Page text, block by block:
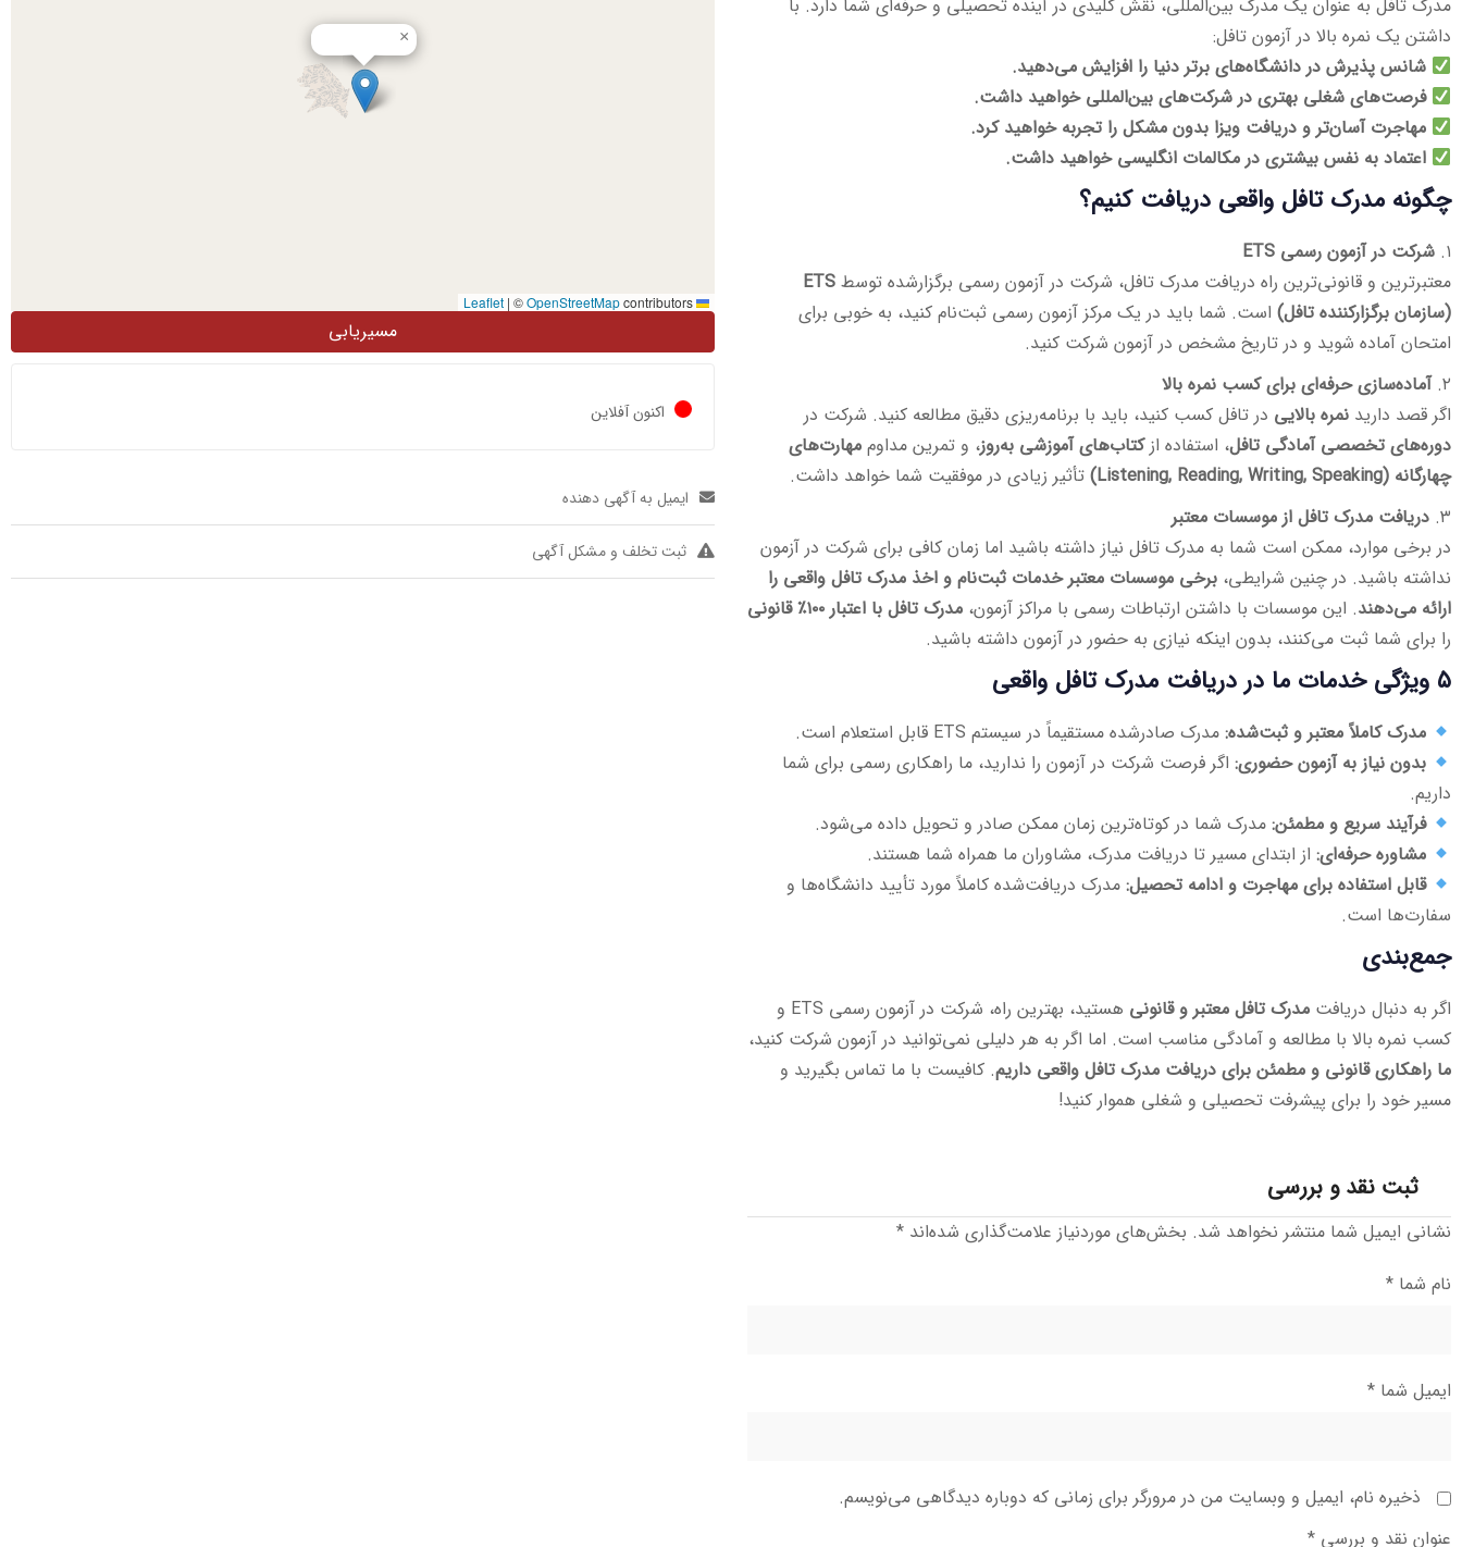
مدرک تافل به عنوان یک مدرک بین‌المللی، نقش کلیدی در آینده تحصیلی و حرفه‌ای شما دارد. با
داشتن یک نمره بالا در آزمون تافل:
شانس پذیرش در دانشگاه‌های برتر دنیا را افزایش می‌دهید.
فرصت‌های شغلی بهتری در شرکت‌های بین‌المللی خواهید داشت.
مهاجرت آسان‌تر و دریافت ویزا بدون مشکل را تجربه خواهید کرد.
اعتماد به نفس بیشتری در مکالمات انگلیسی خواهید داشت.
چگونه مدرک تافل واقعی دریافت کنیم؟
۱. شرکت در آزمون رسمی ETS
معتبرترین و قانونی‌ترین راه دریافت مدرک تافل، شرکت در آزمون رسمی برگزارشده توسط ETS
(سازمان برگزارکننده تافل) است. شما باید در یک مرکز آزمون رسمی ثبت‌نام کنید، به خوبی برای
امتحان آماده شوید و در تاریخ مشخص در آزمون شرکت کنید.
۲. آماده‌سازی حرفه‌ای برای کسب نمره بالا
اگر قصد دارید نمره بالایی در تافل کسب کنید، باید با برنامه‌ریزی دقیق مطالعه کنید. شرکت در
دوره‌های تخصصی آمادگی تافل، استفاده ازکتاب‌های آموزشی به‌روز، و تمرین مداوم مهارت‌های
چهارگانه (Listening, Reading, Writing, Speaking)
تأثیر زیادی در موفقیت شما خواهد داشت.
۳. دریافت مدرک تافل از موسسات معتبر
در برخی موارد، ممکن است شما به مدرک تافل نیاز داشته باشید اما زمان کافی برای شرکت در آزمون
نداشته باشید. در چنین شرایطی، برخی موسسات معتبر خدمات ثبت‌نام و اخذ مدرک تافل واقعی را
ارائه می‌دهند. این موسسات با داشتن ارتباطات رسمی با مراکز آزمون، مدرک تافل با اعتبار ۱۰۰٪ قانونی
را برای شما ثبت می‌کنند، بدون اینکه نیازی به حضور در آزمون داشته باشید.
۵ ویژگی خدمات ما در دریافت مدرک تافل واقعی
مدرک کاملاً معتبر و ثبت‌شده: مدرک صادرشده مستقیماً در سیستم ETS قابل استعلام است.
بدون نیاز به آزمون حضوری: اگر فرصت شرکت در آزمون را ندارید، ما راهکاری رسمی برای شما
داریم.
فرآیند سریع و مطمئن: مدرک شما در کوتاه‌ترین زمان ممکن صادر و تحویل داده می‌شود.
مشاوره حرفه‌ای: از ابتدای مسیر تا دریافت مدرک، مشاوران ما همراه شما هستند.
قابل استفاده برای مهاجرت و ادامه تحصیل: مدرک دریافت‌شده کاملاً مورد تأیید دانشگاه‌ها و
سفارت‌ها است.
جمع‌بندی
اگر به دنبال دریافت مدرک تافل معتبر و قانونی
هستید، بهترین راه، شرکت در آزمون رسمی ETS و
کسب نمره بالا با مطالعه و آمادگی مناسب است. اما اگر به هر دلیلی نمی‌توانید در آزمون شرکت کنید،
ما راهکاری قانونی و مطمئن برای دریافت مدرک تافل واقعی داریم. کافیست با ما تماس بگیرید و
مسیر خود را برای پیشرفت تحصیلی و شغلی هموار کنید!
ثبت نقد و بررسی
نشانی ایمیل شما منتشر نخواهد شد. بخش‌های موردنیاز علامت‌گذاری شده‌اند *
نام شما *
ایمیل شما *
ذخیره نام، ایمیل و وبسایت من در مرورگر برای زمانی که دوباره دیدگاهی می‌نویسم.
عنوان نقد و بررسی *
×
| ©OpenStreetMapcontributors
مسیریابی
اکنون آفلاین
ایمیل به آگهی دهنده
ثبت تخلف و مشکل آگهی